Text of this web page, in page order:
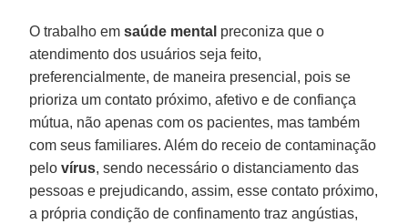
O trabalho em saúde mental preconiza que o
atendimento dos usuários seja feito,
preferencialmente, de maneira presencial, pois se
prioriza um contato próximo, afetivo e de confiança
mútua, não apenas com os pacientes, mas também
com seus familiares. Além do receio de contaminação
pelovírus, sendo necessário o distanciamento das
pessoas e prejudicando, assim, esse contato próximo,
a própria condição de confinamento traz angústias,